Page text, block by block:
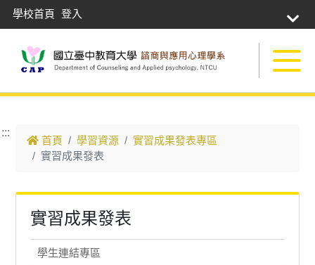
學校首頁 登入
跳到主要內容
:::
首頁 學習資源
實習成果發表專區
實習成果發表
實習成果發表
學生連結專區